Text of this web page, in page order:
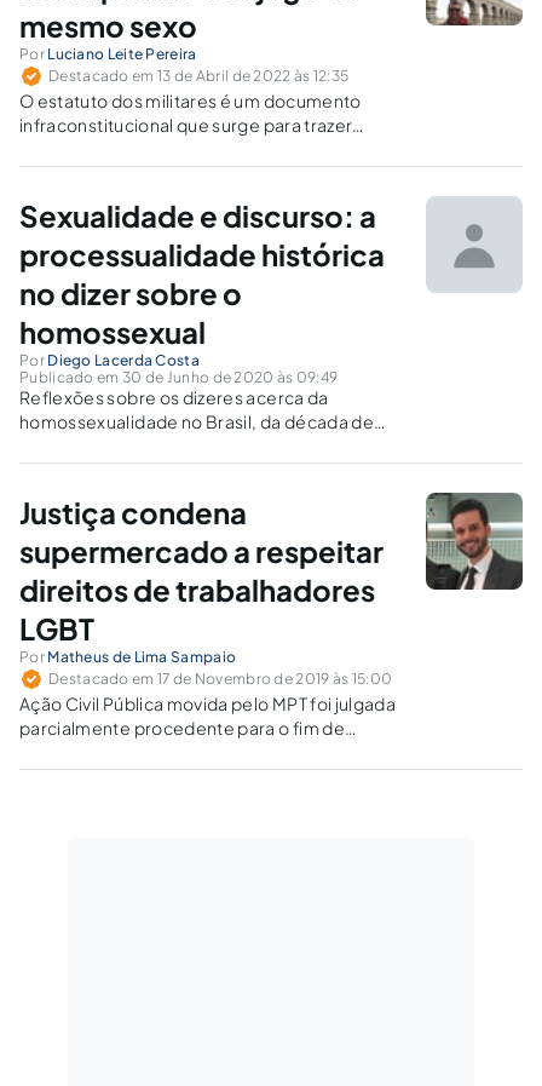
mesmo sexo
Por Luciano Leite Pereira
Destacado em 13 de Abril de 2022 às 12:35
O estatuto dos militares é um documento
infraconstitucional que surge para trazer
que ingressarem nas forças armadas e vem
legalidade para aqueles que ingressam na vida
castrense.
Sexualidade e discurso: a
processualidade histórica
no dizer sobre o
homossexual
Por Diego Lacerda Costa
Publicado em 30 de Junho de 2020 às 09:49
Reflexões sobre os dizeres acerca da
homossexualidade no Brasil, da década de
dias atuais, com documentário veiculado em
Justiça condena
supermercado a respeitar
direitos de trabalhadores
LGBT
Por Matheus de Lima Sampaio
Destacado em 17 de Novembro de 2019 às 15:00
Ação Civil Pública movida pelo MPT foi julgada
parcialmente procedente para o fim de
de assédio moral ou discriminação baseada na